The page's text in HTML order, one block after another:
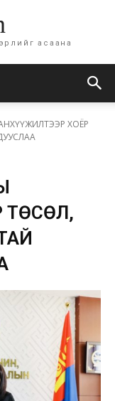
асаана
ХОЁР
ТӨСӨЛ,